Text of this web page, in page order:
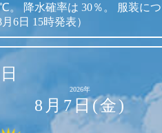
。 降水確率は 30％。
服装に
6日 15時発表）
2026年
8月7日(金)